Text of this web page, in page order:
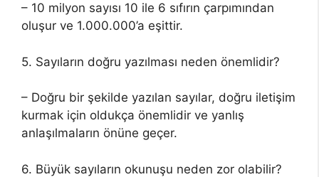
– 10 milyon sayısı 10 ile 6 sıfırın çarpımından
oluşur ve 1.000.000’a eşittir.
5. Sayıların doğru yazılması neden önemlidir?
– Doğru bir şekilde yazılan sayılar, doğru iletişim
kurmak için oldukça önemlidir ve yanlış
anlaşılmaların önüne geçer.
6. Büyük sayıların okunuşu neden zor olabilir?